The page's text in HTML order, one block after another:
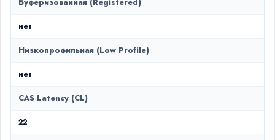
Буферизованная (Registered)
нет
Низкопрофильная (Low Profile)
нет
CAS Latency (CL)
22